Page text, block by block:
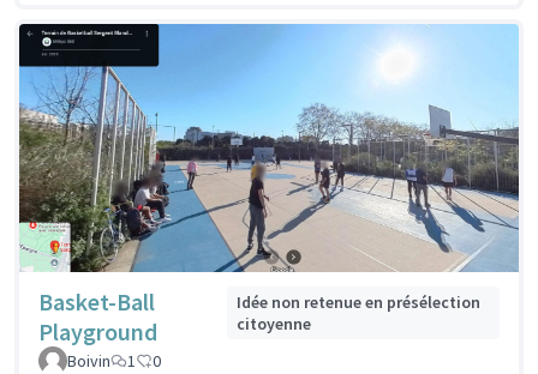
Basket-Ball
Playground
Idée non retenue en présélection
citoyenne
Boivin
1 0